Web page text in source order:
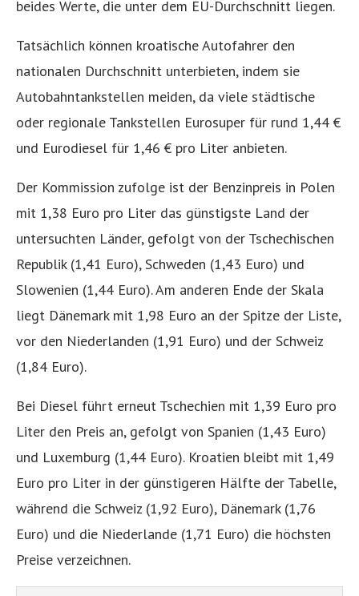
beides Werte, die unter dem EU-Durchschnitt liegen.
Tatsächlich können kroatische Autofahrer den
nationalen Durchschnitt unterbieten, indem sie
Autobahntankstellen meiden, da viele städtische
oder regionale Tankstellen Eurosuper für rund 1,44 €
und Eurodiesel für 1,46 € pro Liter anbieten.
Der Kommission zufolge ist der Benzinpreis in Polen
mit 1,38 Euro pro Liter das günstigste Land der
untersuchten Länder, gefolgt von der Tschechischen
Republik (1,41 Euro), Schweden (1,43 Euro) und
Slowenien (1,44 Euro). Am anderen Ende der Skala
liegt Dänemark mit 1,98 Euro an der Spitze der Liste,
vor den Niederlanden (1,91 Euro) und der Schweiz
(1,84 Euro).
Bei Diesel führt erneut Tschechien mit 1,39 Euro pro
Liter den Preis an, gefolgt von Spanien (1,43 Euro)
und Luxemburg (1,44 Euro). Kroatien bleibt mit 1,49
Euro pro Liter in der günstigeren Hälfte der Tabelle,
während die Schweiz (1,92 Euro), Dänemark (1,76
Euro) und die Niederlande (1,71 Euro) die höchsten
Preise verzeichnen.